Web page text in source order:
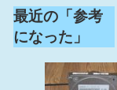
最近の「参考
になった」